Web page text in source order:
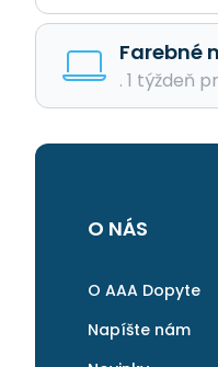
Farebné
. 1 týždeň
O NÁS
O AAA Dopyte
Napíšte nám